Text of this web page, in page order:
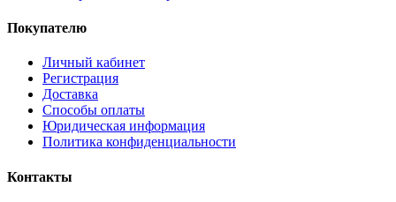
Покупателю
Личный кабинет
Регистрация
Доставка
Способы оплаты
Юридическая информация
Политика конфиденциальности
Контакты